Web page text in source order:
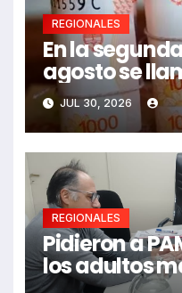
REGIONALES
En la
agosto se
JUL 30, 2026
REGIONALES
Pidieron a
los adultos